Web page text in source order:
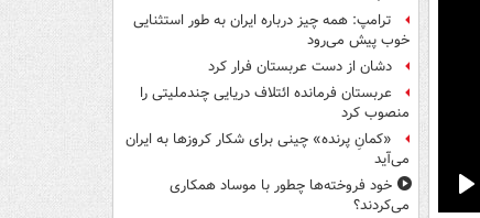
ترامپ: همه چیز درباره ایران به طور استثنایی
خوب پیش می‌رود
دشان از دست عربستان فرار کرد
عربستان فرمانده ائتلاف دریایی چندملیتی را
منصوب کرد
«کمانِ پرنده» چینی برای شکار کروزها به ایران
می‌آید
خود فروخته‌ها چطور با موساد همکاری
می‌کردند؟